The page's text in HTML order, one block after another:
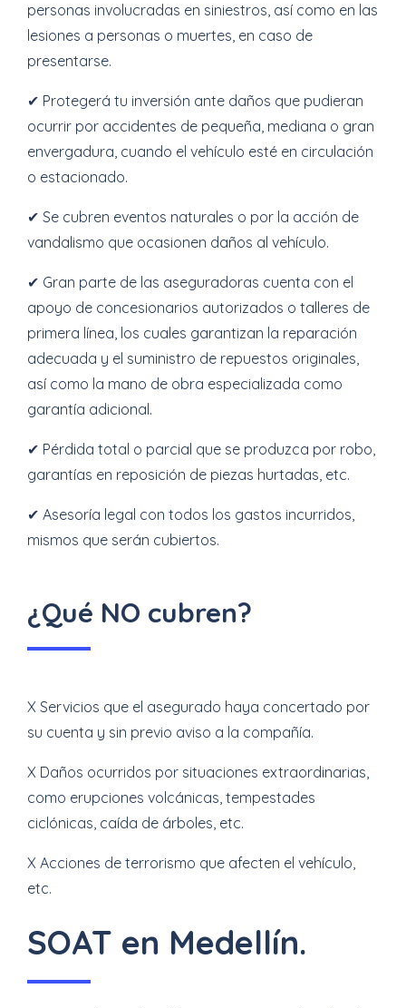
personas involucradas en siniestros, así como en las
lesiones a personas o muertes, en caso de
presentarse.
✔ Protegerá tu inversión ante daños que pudieran
ocurrir por accidentes de pequeña, mediana o gran
envergadura, cuando el vehículo esté en circulación
o estacionado.
✔ Se cubren eventos naturales o por la acción de
vandalismo que ocasionen daños al vehículo.
✔ Gran parte de las aseguradoras cuenta con el
apoyo de concesionarios autorizados o talleres de
primera línea, los cuales garantizan la reparación
adecuada y el suministro de repuestos originales,
así como la mano de obra especializada como
garantía adicional.
✔ Pérdida total o parcial que se produzca por robo,
garantías en reposición de piezas hurtadas, etc.
✔ Asesoría legal con todos los gastos incurridos,
mismos que serán cubiertos.
¿Qué NO cubren?
X Servicios que el asegurado haya concertado por
su cuenta y sin previo aviso a la compañía.
X Daños ocurridos por situaciones extraordinarias,
como erupciones volcánicas, tempestades
ciclónicas, caída de árboles, etc.
X Acciones de terrorismo que afecten el vehículo,
etc.
SOAT en Medellín.